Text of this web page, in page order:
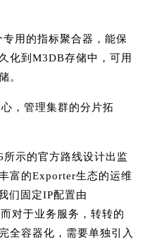
用的指标聚合器，能保
化到M3DB存储中，可用
。
，管理集群的分片拓
示的官方路线设计出监
富的Exporter生态的运维
们固定IP配置由
对于业务服务，转转的
全容器化，需要单独引入